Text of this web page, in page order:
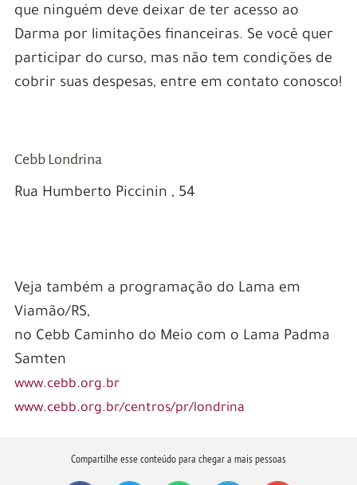
que ninguém deve deixar de ter acesso ao
Darma por limitações financeiras. Se você quer
participar do curso, mas não tem condições de
cobrir suas despesas, entre em contato conosco!
Cebb Londrina
Rua Humberto Piccinin , 54
Veja também a programação do Lama em
Viamão/RS,
no Cebb Caminho do Meio com o Lama Padma
Samten
www.cebb.org.br
www.cebb.org.br/centros/pr/londrina
Compartilhe esse conteúdo para chegar a mais pessoas